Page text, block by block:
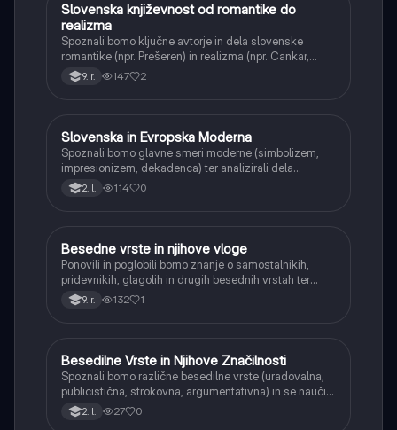
Slovenščina
Slovenska književnost od romantike do
realizma
Spoznali bomo ključne avtorje in dela slovenske
romantike (npr. Prešeren) in realizma (npr. Cankar,
Kersnik, Tavčar). Razumeli bomo zgodovinski in
družbeni kontekst teh obdobij ter njihov vpliv na
9. r. 147 2
Slovenščina
Slovenska in Evropska Moderna
Spoznali bomo glavne smeri moderne (simbolizem,
impresionizem, dekadenca) ter analizirali dela
slovenskih modernistov (Cankar, Župančič, Kette,
Murn) in njihov pomen za razvoj slovenske literature.
2. l. 114 0
Slovenščina
Besedne vrste in njihove vloge
Ponovili in poglobili bomo znanje o samostalnikih,
pridevnikih, glagolih in drugih besednih vrstah ter
spoznali njihove vloge v stavku. Naučili se bomo
prepoznavati in pravilno uporabljati posamezne
9. r. 132 1
Slovenščina
Besedilne Vrste in Njihove Značilnosti
Spoznali bomo različne besedilne vrste (uradovalna,
publicistična, strokovna, argumentativna) in se naučili
prepoznavati njihove strukturne in jezikovne
značilnosti ter namen.
2. l. 27 0